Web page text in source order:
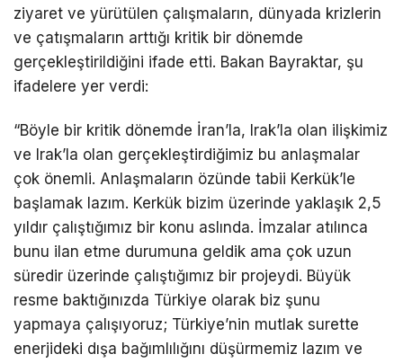
ziyaret ve yürütülen çalışmaların, dünyada krizlerin
ve çatışmaların arttığı kritik bir dönemde
gerçekleştirildiğini ifade etti. Bakan Bayraktar, şu
ifadelere yer verdi:
“Böyle bir kritik dönemde İran’la, Irak’la olan ilişkimiz
ve Irak’la olan gerçekleştirdiğimiz bu anlaşmalar
çok önemli. Anlaşmaların özünde tabii Kerkük’le
başlamak lazım. Kerkük bizim üzerinde yaklaşık 2,5
yıldır çalıştığımız bir konu aslında. İmzalar atılınca
bunu ilan etme durumuna geldik ama çok uzun
süredir üzerinde çalıştığımız bir projeydi. Büyük
resme baktığınızda Türkiye olarak biz şunu
yapmaya çalışıyoruz; Türkiye’nin mutlak surette
enerjideki dışa bağımlılığını düşürmemiz lazım ve